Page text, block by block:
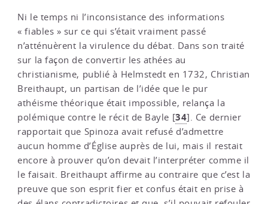
Ni le temps ni l’inconsistance des informations
« fiables » sur ce qui s’était vraiment passé
n’atténuèrent la virulence du débat. Dans son traité
sur la façon de convertir les athées au
christianisme, publié à Helmstedt en 1732, Christian
Breithaupt, un partisan de l’idée que le pur
athéisme théorique était impossible, relança la
polémique contre le récit de Bayle [34]. Ce dernier
rapportait que Spinoza avait refusé d’admettre
aucun homme d’Église auprès de lui, mais il restait
encore à prouver qu’on devait l’interpréter comme il
le faisait. Breithaupt affirme au contraire que c’est la
preuve que son esprit fier et confus était en prise à